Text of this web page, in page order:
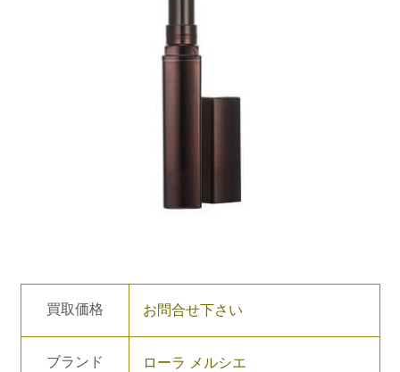
買取価格 お問合せ下さい
ブランド ローラ メルシエ